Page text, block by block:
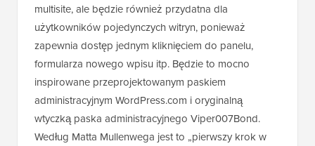
multisite, ale będzie również przydatna dla
użytkowników pojedynczych witryn, ponieważ
zapewnia dostęp jednym kliknięciem do panelu,
formularza nowego wpisu itp. Będzie to mocno
inspirowane przeprojektowanym paskiem
administracyjnym WordPress.com i oryginalną
wtyczką paska administracyjnego Viper007Bond.
Według Matta Mullenwega jest to „pierwszy krok w